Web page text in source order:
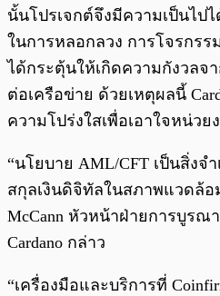
นั้นโปรเจกต์จึงมีความเป็นไป
ในการหลอกลวง การโจรกร
ได้กระตุ้นให้เกิดความกังวลจ
ต่อเครือข่าย ด้วยเหตุผลนี้
ความโปร่งใสเพื่อเอาใจหน่ว
“นโยบาย AML/CFT เป็นสิ่งจ
สกุลเงินดิจิทัลในสภาพแวดล้
McCann หัวหน้าฝ่ายการบูรณ
Cardano กล่าว
“เครื่องมือและบริการที่